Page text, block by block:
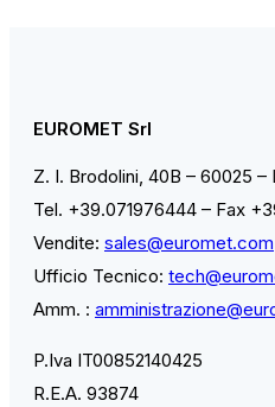
EUROMET Srl
Z. I. Brodolini, 40B – 60025 –
Tel. +39.071976444 – Fax
Vendite: sales@euromet.com
Ufficio Tecnico:
Amm. :
P.Iva IT00852140425
R.E.A. 93874